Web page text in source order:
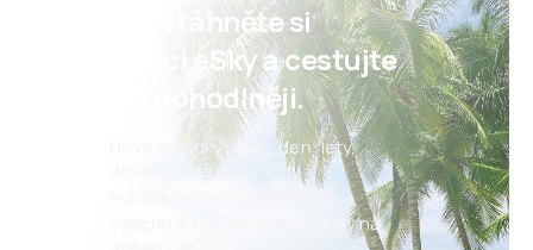
Psst! Stáhněte si
aplikaci eSky a cestujte
ještě pohodlněji.
Nové nabídky každý den: lety,
dovolené, eurovíkendy
Všechno, na čem záleží, vždy na